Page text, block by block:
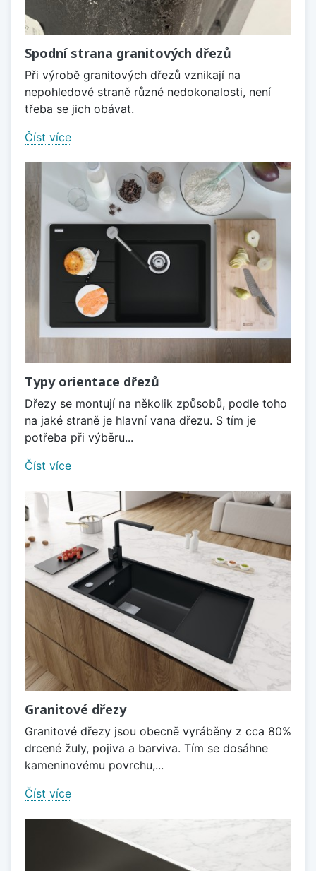
Spodní strana granitových dřezů
Při výrobě granitových dřezů vznikají na
nepohledové straně různé nedokonalosti, není
třeba se jich obávat.
Číst více
Typy orientace dřezů
Dřezy se montují na několik způsobů, podle toho
na jaké straně je hlavní vana dřezu. S tím je
potřeba při výběru...
Číst více
Granitové dřezy
Granitové dřezy jsou obecně vyráběny z cca 80%
drcené žuly, pojiva a barviva. Tím se dosáhne
kameninovému povrchu,...
Číst více